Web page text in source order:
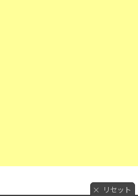
リセット